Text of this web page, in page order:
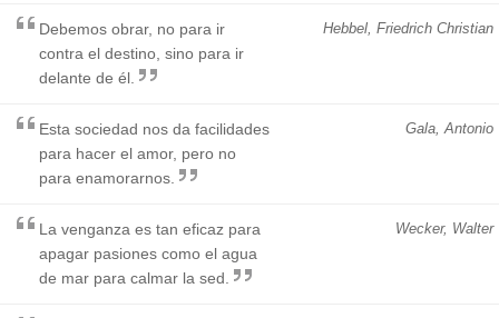
Hebbel, Friedrich Christian
Debemos obrar, no para ir
contra el destino, sino para ir
delante de él.
Gala, Antonio
Esta sociedad nos da facilidades
para hacer el amor, pero no
para enamorarnos.
Wecker, Walter
La venganza es tan eficaz para
apagar pasiones como el agua
de mar para calmar la sed.